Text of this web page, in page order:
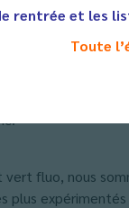
rentrée et les
Toute
de parole, un
Chanabé,
et 2nde.
traditionnelle
en
fluo, nous
plus